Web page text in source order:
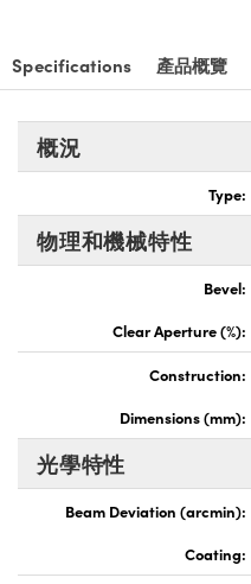
Specifications 產品概覽
概況
Type:
物理和機械特性
Bevel:
Clear Aperture (%):
Construction:
Dimensions (mm):
光學特性
Beam Deviation (arcmin):
Coating: